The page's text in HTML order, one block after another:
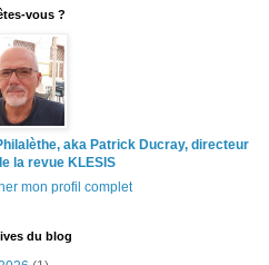
vous ?
aka Patrick Ducray, directeur
la revue KLESIS
mon profil complet
du blog